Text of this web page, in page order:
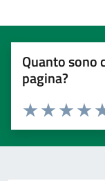
Quanto sono
pagina?
Valuta 3
Valuta 2
Valuta 1 stelle su